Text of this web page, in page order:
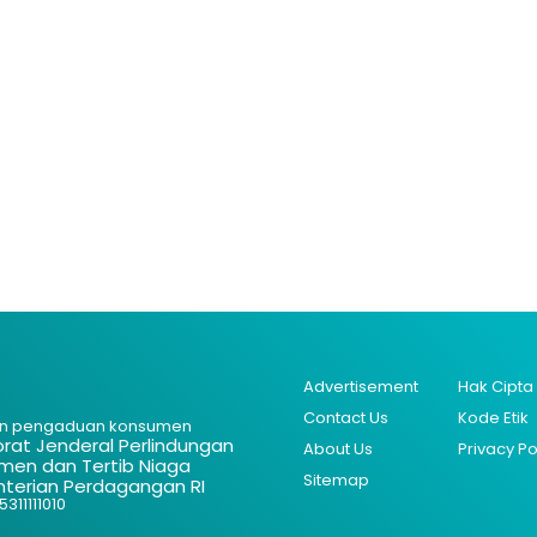
pengaduan konsumen
Jenderal Perlindungan
dan Tertib Niaga
Perdagangan RI
Advertisement
Hak Cipta
Contact Us
Kode Etik
About Us
Privacy
Sitemap